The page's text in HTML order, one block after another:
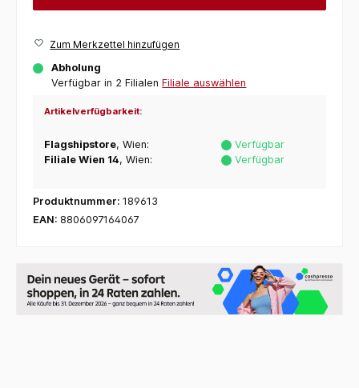
Zum Merkzettel hinzufügen
Abholung
Verfügbar in 2 Filialen Filiale auswählen
Artikelverfügbarkeit:
Flagshipstore, Wien:
Verfügbar
Filiale Wien 14, Wien: Verfügbar
Produktnummer: 189613
EAN: 8806097164067